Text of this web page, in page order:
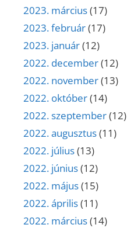
2023. március(17)
2023. február(17)
2023. január(12)
2022. december(12)
2022. november(13)
2022. október(14)
2022. szeptember(12)
2022. augusztus(11)
2022. július(13)
2022. június(12)
2022. május(15)
2022. április(11)
2022. március(14)